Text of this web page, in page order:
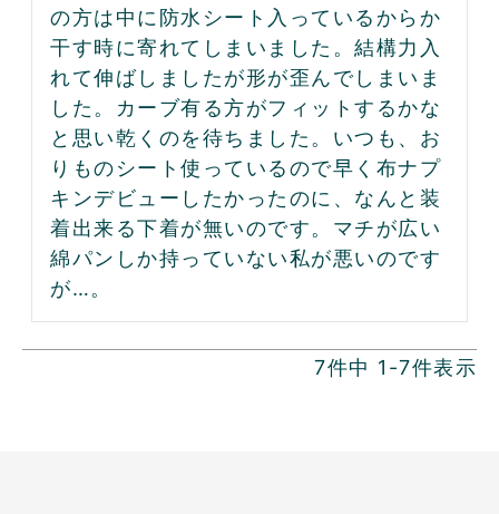
の方は中に防水シート入っているからか
干す時に寄れてしまいました。結構力入
れて伸ばしましたが形が歪んでしまいま
した。カーブ有る方がフィットするかな
と思い乾くのを待ちました。いつも、お
りものシート使っているので早く布ナプ
キンデビューしたかったのに、なんと装
着出来る下着が無いのです。マチが広い
綿パンしか持っていない私が悪いのです
が…。
7件中 1 -7件表示